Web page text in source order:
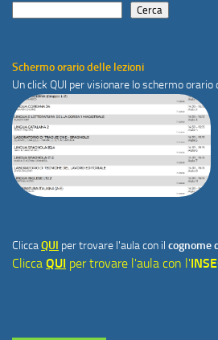
Cerca
Schermo orario delle lezioni
Un click QUI per visionare lo schermo orario
CliccaQUI per trovare l'aula con il cognome
Clicca QUI per trovare l'aula con l'